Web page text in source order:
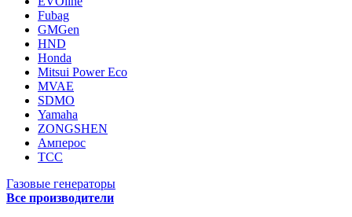
Fubag
GMGen
HND
Honda
Mitsui Power Eco
MVAE
SDMO
Yamaha
ZONGSHEN
Амперос
ТСС
Газовые генераторы
Все производители